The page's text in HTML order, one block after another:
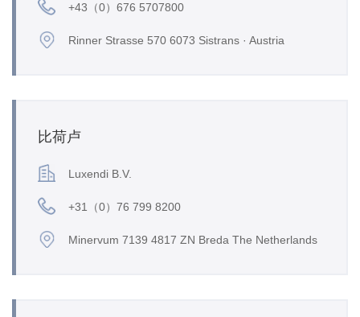
+43（0）676 5707800
Rinner Strasse 570 6073 Sistrans · Austria
比荷卢
Luxendi B.V.
+31（0）76 799 8200
Minervum 7139 4817 ZN Breda The Netherlands